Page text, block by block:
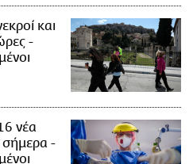
και
-
νέα
σήμερα -